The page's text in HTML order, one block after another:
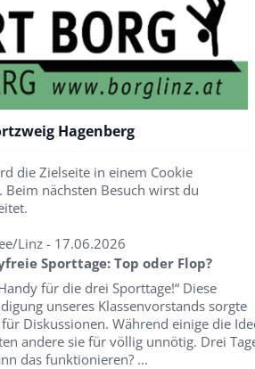
Hagenberg
die Zielseite in einem Cookie
Beim nächsten Besuch wirst du
Linz - 17.06.2026
Sporttage: Top oder Flop?
für die drei Sporttage!“ Diese
unseres Klassenvorstands sorgte
Diskussionen. Während einige die
andere sie für völlig unnötig. Drei
das funktionieren? ...